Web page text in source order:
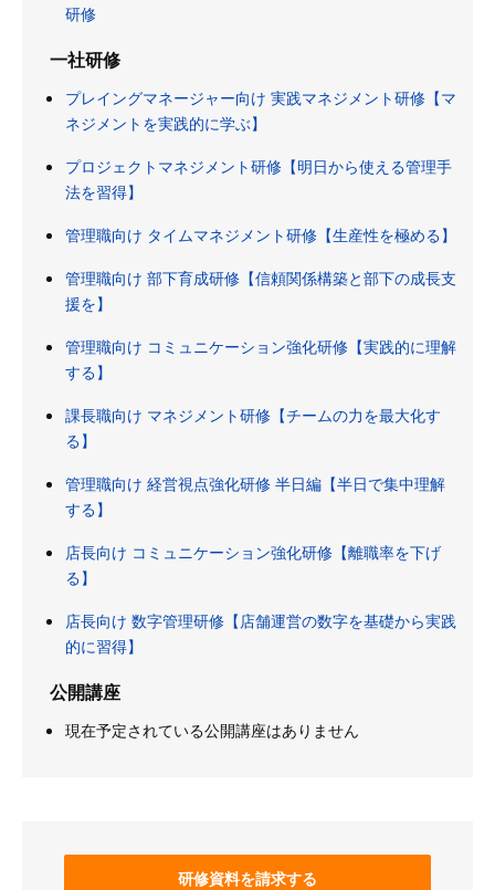
研修
一社研修
プレイングマネージャー向け 実践マネジメント研修【マ
ネジメントを実践的に学ぶ】
プロジェクトマネジメント研修【明日から使える管理手
法を習得】
管理職向け タイムマネジメント研修【生産性を極める】
管理職向け 部下育成研修【信頼関係構築と部下の成長支
援を】
管理職向け コミュニケーション強化研修【実践的に理解
する】
課長職向け マネジメント研修【チームの力を最大化す
る】
管理職向け 経営視点強化研修 半日編【半日で集中理解
する】
店長向け コミュニケーション強化研修【離職率を下げ
る】
店長向け 数字管理研修【店舗運営の数字を基礎から実践
的に習得】
公開講座
現在予定されている公開講座はありません
研修資料を請求する